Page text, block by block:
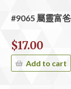
#9065 屬靈富
$17.00
Add to cart